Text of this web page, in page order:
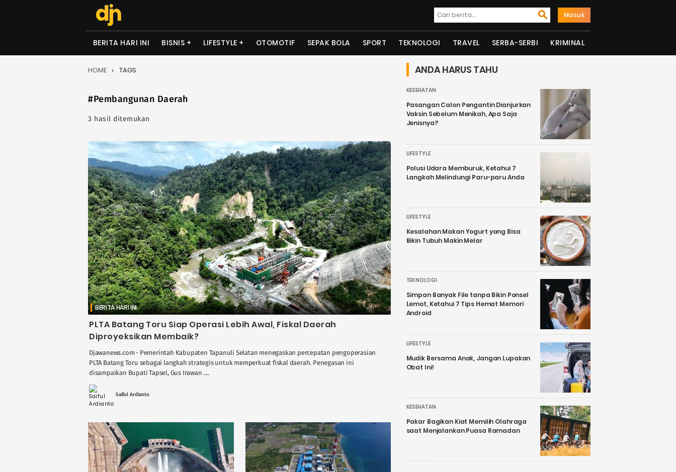
Masuk
BERITA HARI INI BISNIS LIFESTYLE OTOMOTIF SEPAK BOLA SPORT TEKNOLOGI TRAVEL SERBA-SERBI KRIMINAL
HOME TAGS
#Pembangunan Daerah
3 hasil ditemukan
BERITA HARI INI
PLTA Batang Toru Siap Operasi Lebih Awal, Fiskal Daerah
Diproyeksikan Membaik?
Djawanews.com - Pemerintah Kabupaten Tapanuli Selatan menegaskan percepatan pengoperasian
PLTA Batang Toru sebagai langkah strategis untuk memperkuat fiskal daerah. Penegasan ini
disampaikan Bupati Tapsel, Gus Irawan ....
Saiful Ardianto
ANDA HARUS TAHU
KESEHATAN
Pasangan Calon Pengantin Dianjurkan
Vaksin Sebelum Menikah, Apa Saja
Jenisnya?
LIFESTYLE
Polusi Udara Memburuk, Ketahui 7
Langkah Melindungi Paru-paru Anda
LIFESTYLE
Kesalahan Makan Yogurt yang Bisa
Bikin Tubuh Makin Melar
TEKNOLOGI
Simpan Banyak File tanpa Bikin Ponsel
Lemot, Ketahui 7 Tips Hemat Memori
Android
LIFESTYLE
Mudik Bersama Anak, Jangan Lupakan
Obat Ini!
KESEHATAN
Pakar Bagikan Kiat Memilih Olahraga
saat Menjalankan Puasa Ramadan